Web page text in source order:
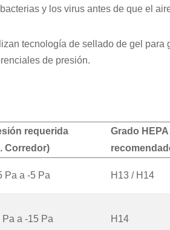
y los virus antes de que el
tecnología de sellado de gel para
de presión.
requerida
Corredor)
Grado HEPA
Pa a -5 Pa H13 / H14
Pa a -15 Pa H14